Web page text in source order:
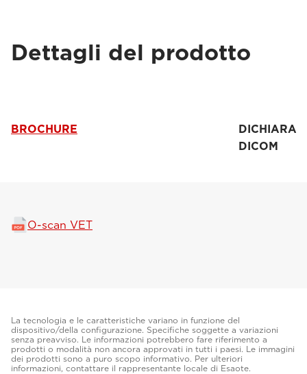
Dettagli del prodotto
BROCHURE
DICOM
O-scan VET
La tecnologia e le caratteristiche variano in funzione del
dispositivo/della configurazione. Specifiche soggette a variazioni
senza preavviso. Le informazioni potrebbero fare riferimento a
prodotti o modalità non ancora approvati in tutti i paesi. Le immagini
dei prodotti sono a puro scopo informativo. Per ulteriori
informazioni, contattare il rappresentante locale di Esaote.